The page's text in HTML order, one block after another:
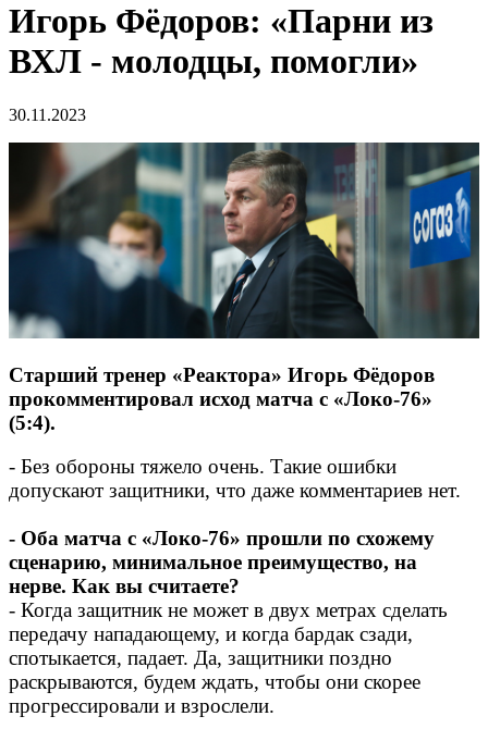
Игорь Фёдоров: «Парни из
ВХЛ - молодцы, помогли»
30.11.2023
Старший тренер «Реактора» Игорь Фёдоров
прокомментировал исход матча с «Локо-76»
(5:4).
- Без обороны тяжело очень. Такие ошибки
допускают защитники, что даже комментариев нет.
- Оба матча с «Локо-76» прошли по схожему
сценарию, минимальное преимущество, на
нерве. Как вы считаете?
- Когда защитник не может в двух метрах сделать
передачу нападающему, и когда бардак сзади,
спотыкается, падает. Да, защитники поздно
раскрываются, будем ждать, чтобы они скорее
прогрессировали и взрослели.